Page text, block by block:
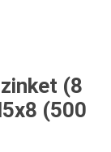
(8
(500